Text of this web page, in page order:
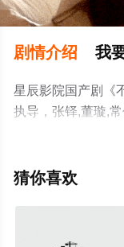
剧情介绍 我
星辰影院国产剧《
执导，张铎,董璇,
洁,蒋方婷,王昊泽,
涵,王润萱,秋可,梁
猜你喜欢